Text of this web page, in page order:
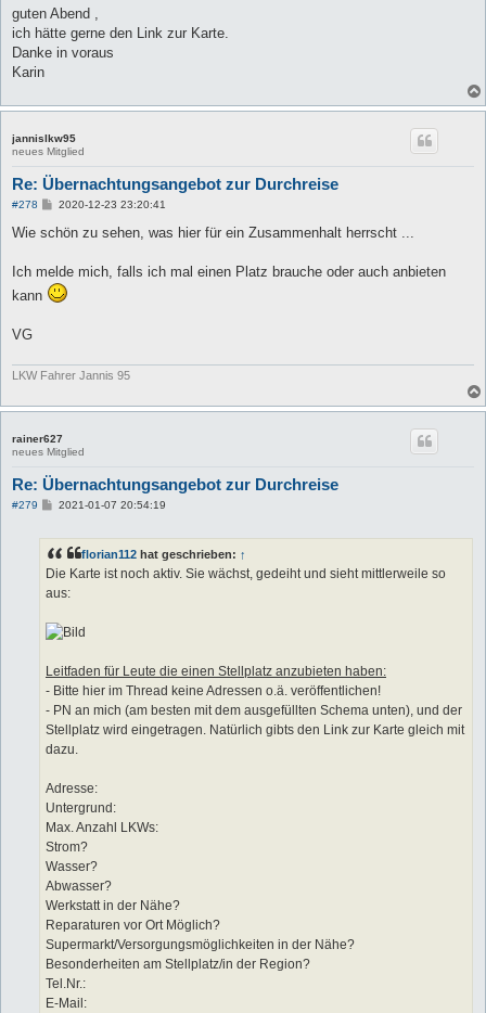
i
r
a
guten Abend ,
ich hätte gerne den Link zur Karte.
Danke in voraus
Karin
jannislkw95
neues Mitglied
Re: Übernachtungsangebot zur Durchreise
#278
B
i
a
g
2020-12-23 23:20:41
Wie schön zu sehen, was hier für ein Zusammenhalt herrscht ...
Ich melde mich, falls ich mal einen Platz brauche oder auch anbieten
kann
VG
LKW Fahrer Jannis 95
rainer627
neues Mitglied
Re: Übernachtungsangebot zur Durchreise
#279
B
r
a
2021-01-07 20:54:19
florian112 hat geschrieben: ↑
Die Karte ist noch aktiv. Sie wächst, gedeiht und sieht mittlerweile so
aus:
Leitfaden für Leute die einen Stellplatz anzubieten haben:
- Bitte hier im Thread keine Adressen o.ä. veröffentlichen!
- PN an mich (am besten mit dem ausgefüllten Schema unten), und der
Stellplatz wird eingetragen. Natürlich gibts den Link zur Karte gleich mit
dazu.
Adresse:
Untergrund:
Max. Anzahl LKWs:
Strom?
Wasser?
Abwasser?
Werkstatt in der Nähe?
Reparaturen vor Ort Möglich?
Supermarkt/Versorgungsmöglichkeiten in der Nähe?
Besonderheiten am Stellplatz/in der Region?
Tel.Nr.:
E-Mail: